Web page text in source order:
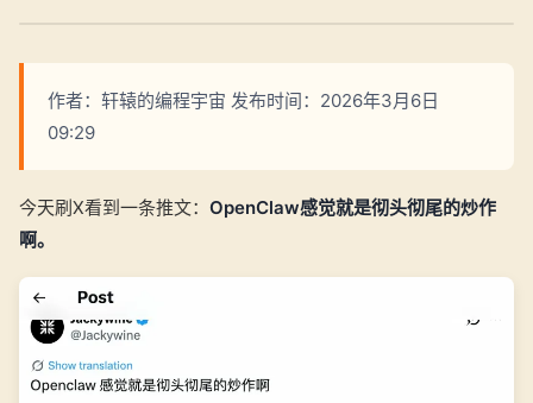
作者：轩辕的编程宇宙 发布时间：2026年3月6日
09:29
今天刷X看到一条推文： OpenClaw感觉就是彻头彻尾的炒作
啊。